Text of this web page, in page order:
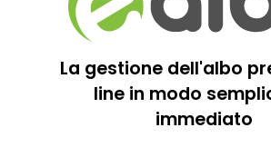
La gestione dell'albo
line in modo
immediato